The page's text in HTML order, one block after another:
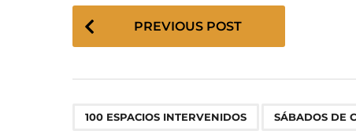
P
PREVIOUS POST
100 ESPACIOS INTERVENIDOS SÁBADOS DE